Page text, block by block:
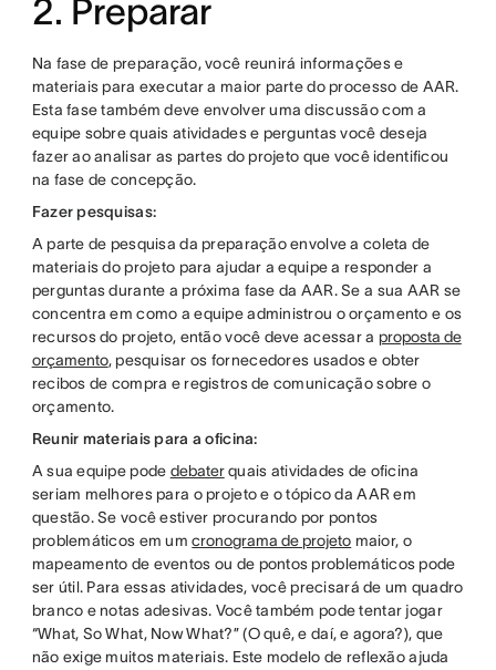
2. Preparar
Na fase de preparação, você reunirá informações e
materiais para executar a maior parte do processo de AAR.
Esta fase também deve envolver uma discussão com a
equipe sobre quais atividades e perguntas você deseja
fazer ao analisar as partes do projeto que você identificou
na fase de concepção.
Fazer pesquisas:
A parte de pesquisa da preparação envolve a coleta de
materiais do projeto para ajudar a equipe a responder a
perguntas durante a próxima fase da AAR. Se a sua AAR se
concentra em como a equipe administrou o orçamento e os
recursos do projeto, então você deve acessar a proposta de
orçamento, pesquisar os fornecedores usados e obter
recibos de compra e registros de comunicação sobre o
orçamento.
Reunir materiais para a oficina:
A sua equipe pode debaterquais atividades de oficina
seriam melhores para o projeto e o tópico da AAR em
questão. Se você estiver procurando por pontos
problemáticos em umcronograma de projeto maior, o
mapeamento de eventos ou de pontos problemáticos pode
ser útil. Para essas atividades, você precisará de um quadro
branco e notas adesivas. Você também pode tentar jogar
“What, So What, Now What?” (O quê, e daí, e agora?), que
não exige muitos materiais. Este modelo de reflexão ajuda